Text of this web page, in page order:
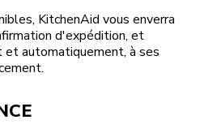
KitchenAid vous enverra
d'expédition, et
automatiquement, à ses